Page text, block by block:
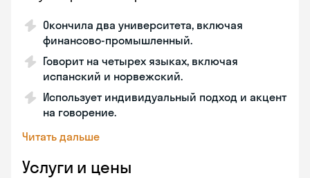
Окончила два университета, включая
финансово-промышленный.
Говорит на четырех языках, включая
испанский и норвежский.
Использует индивидуальный подход и акцент
на говорение.
Читать дальше
Услуги и цены